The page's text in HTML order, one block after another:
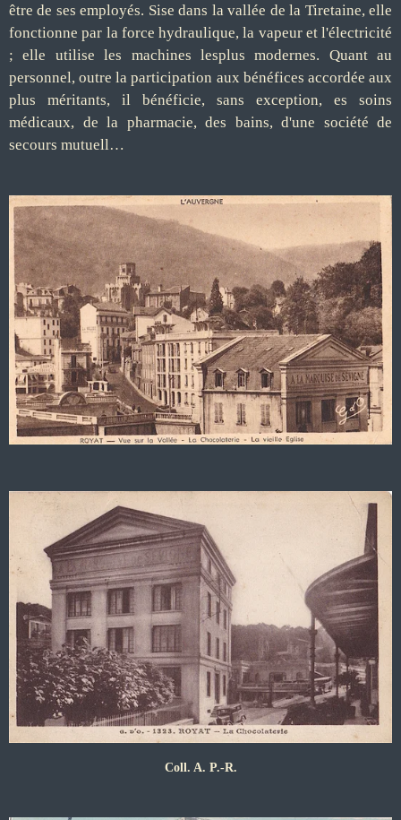
être de ses employés. Sise dans la vallée de la Tiretaine, elle
fonctionne par la force hydraulique, la vapeur et l'électricité
; elle utilise les machines lesplus modernes. Quant au
personnel, outre la participation aux bénéfices accordée aux
plus méritants, il bénéficie, sans exception, es soins
médicaux, de la pharmacie, des bains, d'une société de
secours mutuell…
Coll. A. P.-R.